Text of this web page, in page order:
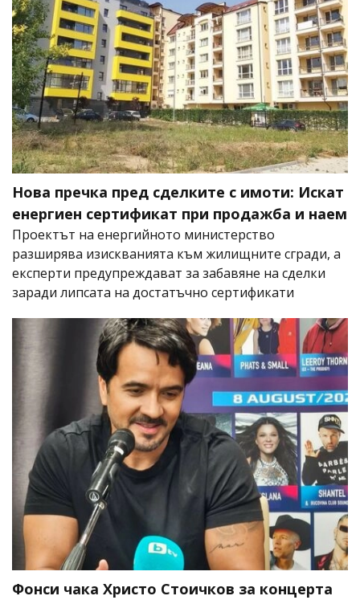
Нова пречка пред сделките с имоти: Искат
енергиен сертификат при продажба и наем
Проектът на енергийното министерство
разширява изискванията към жилищните сгради, а
експерти предупреждават за забавяне на сделки
заради липсата на достатъчно сертификати
Фонси чака Христо Стоичков за концерта